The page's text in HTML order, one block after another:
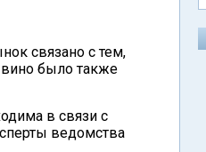
связано с тем,
вино было также
в связи с
ведомства